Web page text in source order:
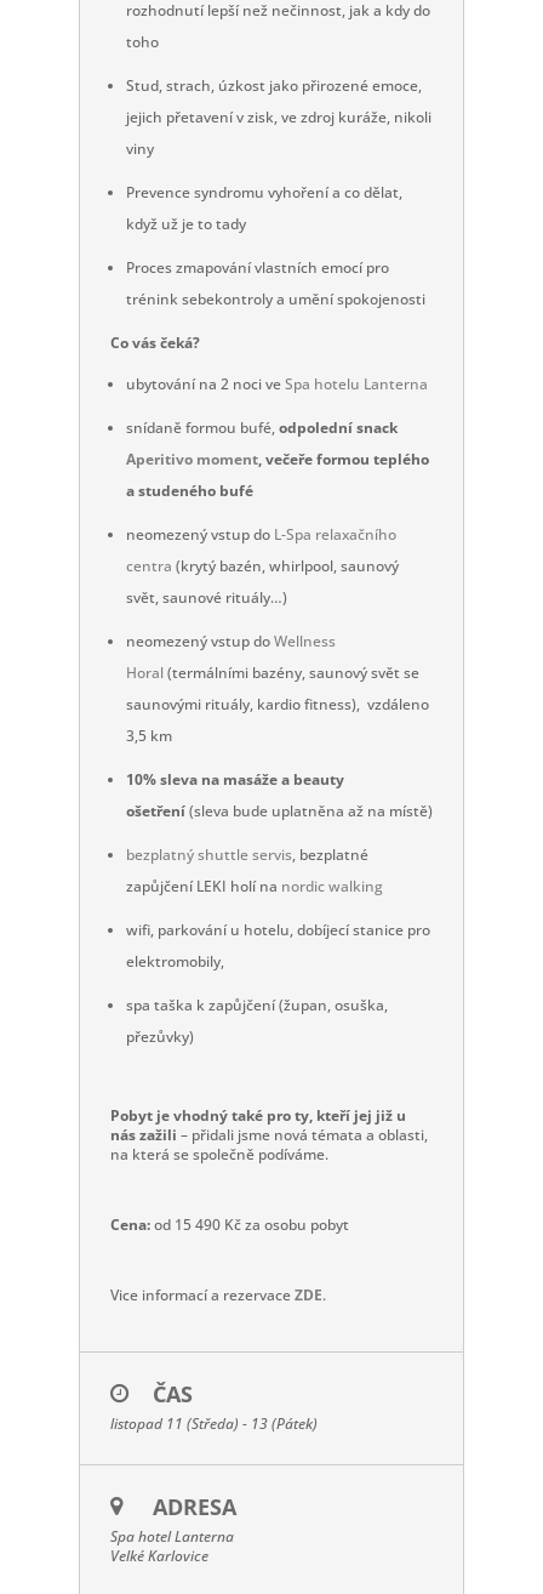
rozhodnutí lepší než nečinnost, jak a kdy do
toho
Stud, strach, úzkost jako přirozené emoce,
jejich přetavení v zisk, ve zdroj kuráže, nikoli
viny
Prevence syndromu vyhoření a co dělat,
když už je to tady
Proces zmapování vlastních emocí pro
trénink sebekontroly a umění spokojenosti
Co vás čeká?
ubytování na 2 noci veSpa hotelu Lanterna
snídaně formou bufé,odpolední snack
Aperitivo moment,večeře formou teplého
a studeného bufé
neomezený vstup do L-Spa relaxačního
centra (krytý bazén, whirlpool, saunový
svět, saunové rituály…)
neomezený vstup doWellness
Horal (termálními bazény, saunový svět se
saunovými rituály, kardio fitness), vzdáleno
3,5 km
10% sleva na masáže a beauty
ošetření(sleva bude uplatněna až na místě)
bezplatný shuttle servis, bezplatné
zapůjčení LEKI holí na nordic walking
wifi, parkování u hotelu, dobíjecí stanice pro
elektromobily,
spa taška k zapůjčení (župan, osuška,
přezůvky)
Pobyt je vhodný také pro ty, kteří jej již u
nás zažili – přidali jsme nová témata a oblasti,
na která se společně podíváme.
Cena:od 15 490 Kč za osobu pobyt
Vice informací a rezervaceZDE.
ČAS
listopad 11 (Středa) - 13 (Pátek)
ADRESA
Spa hotel Lanterna
Velké Karlovice